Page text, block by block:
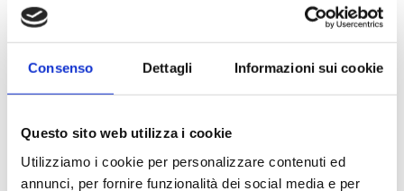
Consenso Dettagli Informazioni sui cookie
Questo sito web utilizza i cookie
Utilizziamo i cookie per personalizzare contenuti ed
annunci, per fornire funzionalità dei social media e per
un’attività alla quale bisognerebbe dedicare più
le recensioni positive che raccogliamo aumenta
considerarsi un regalo da poter sfruttare nei vari
Instagram & C.